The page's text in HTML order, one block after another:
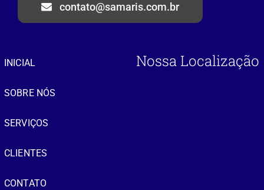
contato@samaris.com.br
INICIAL
SOBRE NÓS
SERVIÇOS
CLIENTES
CONTATO
Nossa Localização